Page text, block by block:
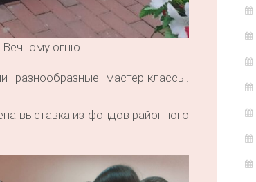
огню.
мастер-классы.
выставка из фондов районного